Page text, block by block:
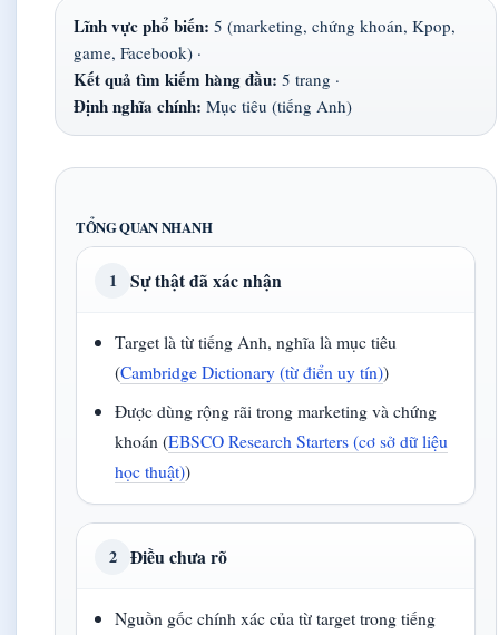
Lĩnh vực phổ biến: 5 (marketing, chứng khoán, Kpop,
game, Facebook) ·
Kết quả tìm kiếm hàng đầu: 5 trang ·
Định nghĩa chính: Mục tiêu (tiếng Anh)
TỔNG QUAN NHANH
1 Sự thật đã xác nhận
Target là từ tiếng Anh, nghĩa là mục tiêu
(Cambridge Dictionary (từ điển uy tín))
Được dùng rộng rãi trong marketing và chứng
khoán (EBSCO Research Starters (cơ sở dữ liệu
học thuật))
2 Điều chưa rõ
Nguồn gốc chính xác của từ target trong tiếng